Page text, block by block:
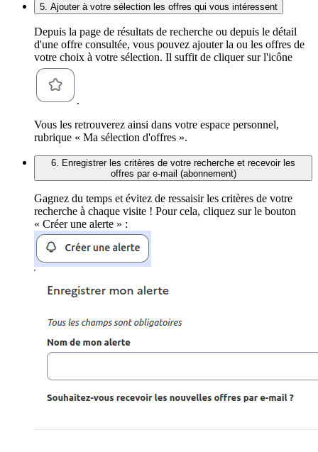
5. Ajouter à votre sélection les offres qui vous intéressent
Depuis la page de résultats de recherche ou depuis le détail
d'une offre consultée, vous pouvez ajouter la ou les offres de
votre choix à votre sélection. Il suffit de cliquer sur l'icône
.
Vous les retrouverez ainsi dans votre espace personnel,
rubrique « Ma sélection d'offres ».
6. Enregistrer les critères de votre recherche et recevoir les
offres par e-mail (abonnement)
Gagnez du temps et évitez de ressaisir les critères de votre
recherche à chaque visite ! Pour cela, cliquez sur le bouton
« Créer une alerte » :